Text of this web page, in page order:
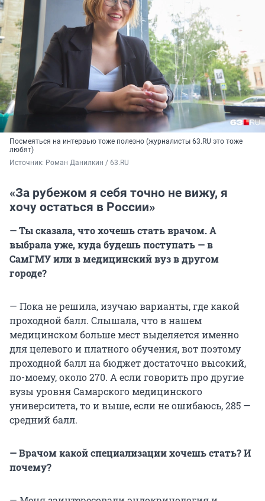
Посмеяться на интервью тоже полезно (журналисты 63.RU это тоже
любят)
Источник: Роман Данилкин / 63.RU
«За рубежом я себя точно не вижу, я
хочу остаться в России»
— Ты сказала, что хочешь стать врачом. А
выбрала уже, куда будешь поступать — в
СамГМУ или в медицинский вуз в другом
городе?
— Пока не решила, изучаю варианты, где какой
проходной балл. Слышала, что в нашем
медицинском больше мест выделяется именно
для целевого и платного обучения, вот поэтому
проходной балл на бюджет достаточно высокий,
по-моему, около 270. А если говорить про другие
вузы уровня Самарского медицинского
университета, то и выше, если не ошибаюсь, 285 —
средний балл.
— Врачом какой специализации хочешь стать? И
почему?